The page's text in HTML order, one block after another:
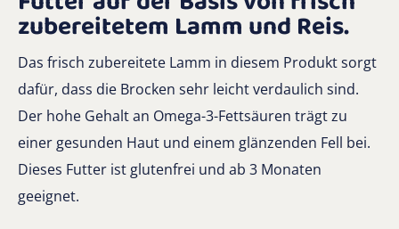
zubereitetem Lamm und Reis.
Das frisch zubereitete Lamm in diesem Produkt sorgt
dafür, dass die Brocken sehr leicht verdaulich sind.
Der hohe Gehalt an Omega-3-Fettsäuren trägt zu
einer gesunden Haut und einem glänzenden Fell bei.
Dieses Futter ist glutenfrei und ab 3 Monaten
geeignet.